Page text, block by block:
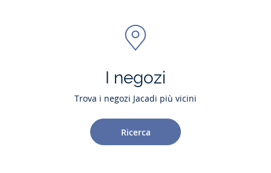
I negozi
Trova i negozi Jacadi più vicini
Ricerca